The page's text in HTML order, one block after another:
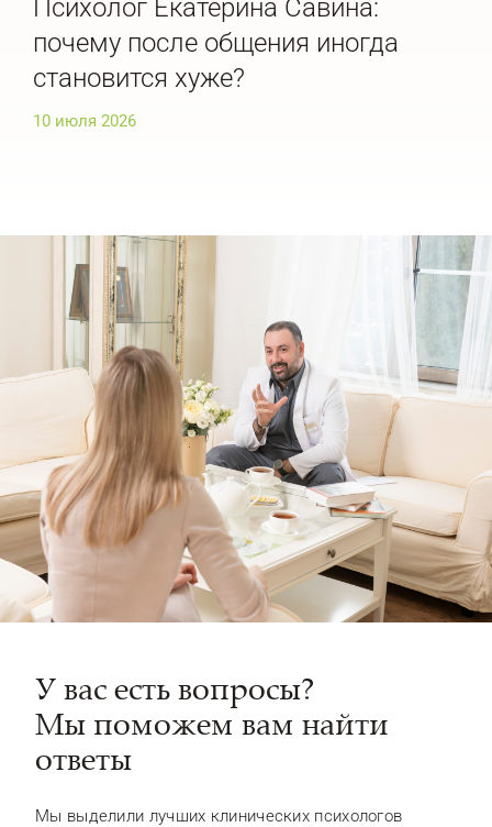
Психолог Екатерина Савина:
почему после общения иногда
становится хуже?
10 июля 2026
У вас есть вопросы?
Мы поможем вам найти
ответы
Мы выделили лучших клинических психологов